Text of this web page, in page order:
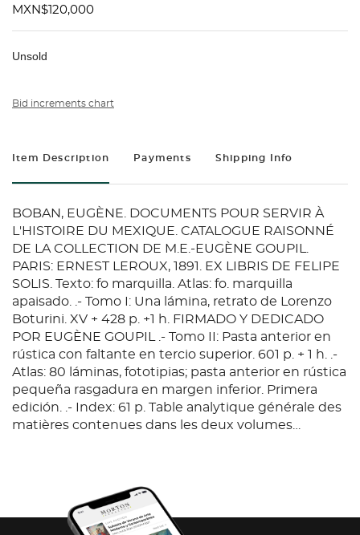
MXN$120,000
Unsold
Bid increments chart
Item Description Payments Shipping Info
BOBAN, EUGÈNE. DOCUMENTS POUR SERVIR À
L'HISTOIRE DU MEXIQUE. CATALOGUE RAISONNÉ
DE LA COLLECTION DE M.E.-EUGÈNE GOUPIL.
PARIS: ERNEST LEROUX, 1891. EX LIBRIS DE FELIPE
SOLIS. Texto: fo marquilla. Atlas: fo. marquilla
apaisado. .- Tomo I: Una lámina, retrato de Lorenzo
Boturini. XV + 428 p. +1 h. FIRMADO Y DEDICADO
POR EUGÈNE GOUPIL .- Tomo II: Pasta anterior en
rústica con faltante en tercio superior. 601 p. + 1 h. .-
Atlas: 80 láminas, fototipias; pasta anterior en rústica
pequeña rasgadura en margen inferior. Primera
edición. .- Index: 61 p. Table analytique générale des
matières contenues dans les deux volumes…
Lorenzo Boturini Benaduci, bibliófilo italiano y
Caballero del Sacro Imperio Romano Germánico.
Viajo a México en 1736 para cobrar los atrasos de una